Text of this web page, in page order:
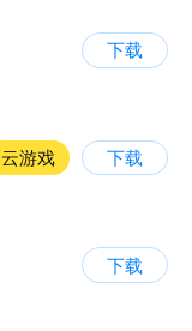
下载
云游戏 下载
下载